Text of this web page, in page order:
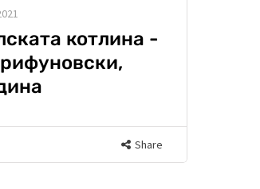
котлина -
Share